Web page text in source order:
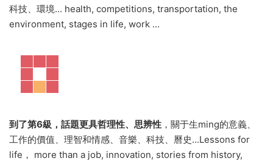
科技、環境... health, competitions, transportation, the
environment, stages in life, work ...
到了第6級，話題更具哲理性、思辨性 ，關于生ming的意義、
工作的價值、理智和情感、音樂、科技、曆史...Lessons for
life， more than a job, innovation, stories from history,